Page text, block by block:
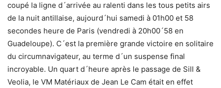
coupé la ligne d´arrivée au ralenti dans les tous petits airs
de la nuit antillaise, aujourd´hui samedi à 01h00 et 58
secondes heure de Paris (vendredi à 20h00´58 en
Guadeloupe). C´est la première grande victoire en solitaire
du circumnavigateur, au terme d´un suspense final
incroyable. Un quart d´heure après le passage de Sill &
Veolia, le VM Matériaux de Jean Le Cam était en effet